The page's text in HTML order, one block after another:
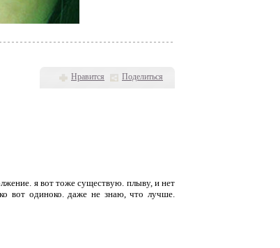
Нравится Поделиться
я вот тоже существую. плыву, и нет
вот одиноко. даже не знаю, что лучше.